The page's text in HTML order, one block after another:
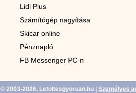
Lidl Plus
Számítógép nagyítása
Skicar online
Pénznapló
FB Messenger PC-n
© 2003-2026, Letoltesgyorsan.hu Személyes